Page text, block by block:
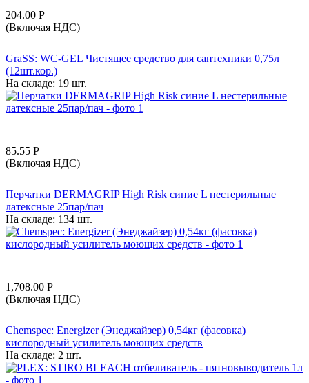
204.00 Р
(Включая НДС)
GraSS: WC-GEL Чистящее средство для сантехники 0,75л
(12шт.кор.)
На складе: 19 шт.
85.55 Р
(Включая НДС)
Перчатки DERMAGRIP High Risk синие L нестерильные
латексные 25пар/пач
На складе: 134 шт.
1,708.00 Р
(Включая НДС)
Chemspec: Energizer (Энеджайзер) 0,54кг (фасовка)
кислородный усилитель моющих средств
На складе: 2 шт.